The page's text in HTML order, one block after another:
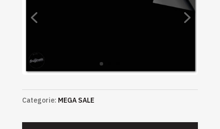
Categorie: MEGA SALE